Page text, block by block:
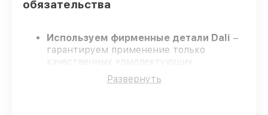
обязательства
Используем фирменные детали Dali –
гарантируем применение только
качественных комплектующих.
Квалифицированные специалисты
проходят жёсткий контроль знаний и
Развернуть